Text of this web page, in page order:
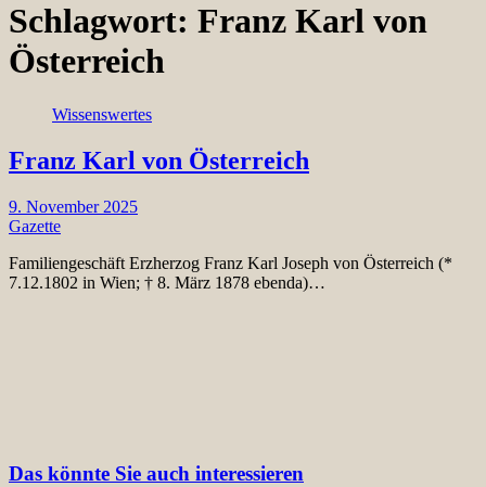
Schlagwort: Franz Karl von
Österreich
Wissenswertes
Franz Karl von Österreich
9. November 2025
Gazette
Familiengeschäft Erzherzog Franz Karl Joseph von Österreich (*
7.12.1802 in Wien; † 8. März 1878 ebenda)…
Das könnte Sie auch interessieren